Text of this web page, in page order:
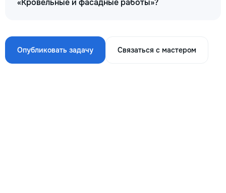
«Кровельные и фасадные работы»?
Опубликовать задачу Связаться с мастером